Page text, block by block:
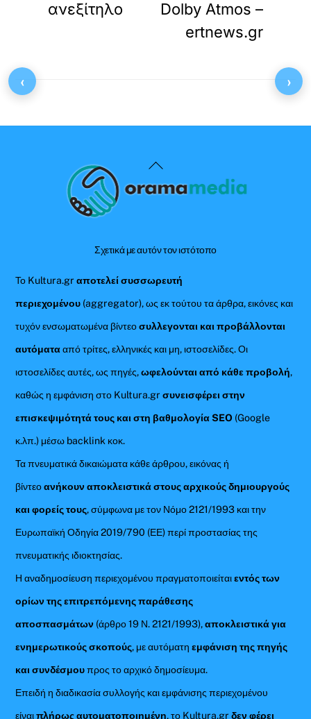
ανεξίτηλο
Dolby Atmos –
ertnews.gr
Back
To
Σχετικά με αυτόν τον ιστότοπο
Το Kultura.grαποτελεί συσσωρευτή
περιεχομένου (aggregator), ως εκ τούτου τα άρθρα, εικόνες και
τυχόν ενσωματωμένα βίντεοσυλλεγονται και προβάλλονται
αυτόματααπό τρίτες, ελληνικές και μη, ιστοσελίδες. Οι
ιστοσελίδες αυτές, ως πηγές,ωφελούνται από κάθε προβολή,
καθώς η εμφάνιση στο Kultura.gr συνεισφέρει στην
επισκεψιμότητά τους και στη βαθμολογία SEO (Google
κ.λπ.) μέσω backlink κοκ.
Τα πνευματικά δικαιώματα κάθε άρθρου, εικόνας ή
βίντεοανήκουν αποκλειστικά στους αρχικούς δημιουργούς
και φορείς τους, σύμφωνα με τον Νόμο 2121/1993 και την
Ευρωπαϊκή Οδηγία 2019/790 (ΕΕ) περί προστασίας της
πνευματικής ιδιοκτησίας.
Η αναδημοσίευση περιεχομένου πραγματοποιείταιεντός των
ορίων της επιτρεπόμενης παράθεσης
αποσπασμάτων (άρθρο 19 Ν. 2121/1993),αποκλειστικά για
ενημερωτικούς σκοπούς, με αυτόματηεμφάνιση της πηγής
και συνδέσμουπρος το αρχικό δημοσίευμα.
Επειδή η διαδικασία συλλογής και εμφάνισης περιεχομένου
είναιπλήρως αυτοματοποιημένη, το Kultura.grδεν φέρει
‹ ›